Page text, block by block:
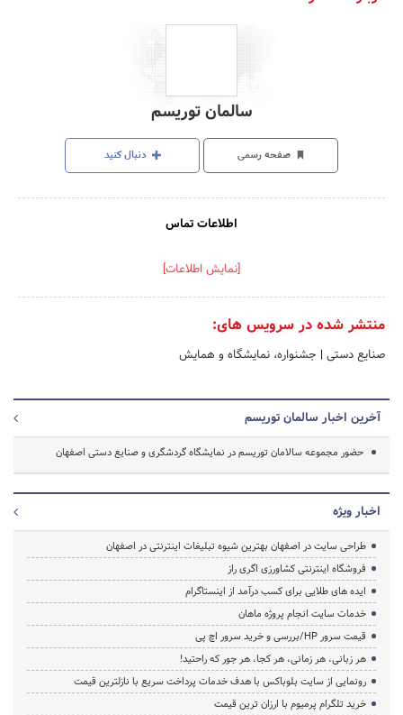
سالمان توریسم
صفحه رسمی دنبال کنید
اطلاعات تماس
[نمایش اطلاعات]
منتشر شده در سرویس های:
صنایع دستی | جشنواره، نمایشگاه و همایش
آخرین اخبار سالمان توریسم
حضور مجموعه سالامان توریسم در نمایشگاه گردشگری و صنایع دستی اصفهان
اخبار ویژه
طراحی سایت در اصفهان بهترین شیوه تبلیغات اینترنتی در اصفهان
فروشگاه اینترنتی کشاورزی اگری راز
ایده های طلایی برای کسب درآمد از اینستاگرام
خدمات سایت انجام پروژه ماهان
قیمت سرور HP/بررسی و خرید سرور اچ پی
هر زبانی، هر زمانی، هر کجا، هر جور که راحتید!
رونمایی از سایت بلوباکس با هدف خدمات پرداخت سریع با نازلترین قیمت
خرید تلگرام پرمیوم با ارزان ترین قیمت